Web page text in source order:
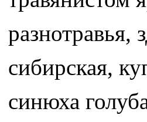
разнотравья,
сибирская,
синюха